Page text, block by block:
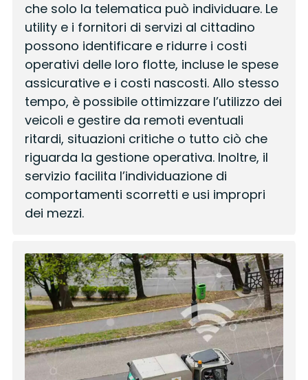
che solo la telematica può individuare. Le
utility e i fornitori di servizi al cittadino
possono identificare e ridurre i costi
operativi delle loro flotte, incluse le spese
assicurative e i costi nascosti. Allo stesso
tempo, è possibile ottimizzare l’utilizzo dei
veicoli e gestire da remoti eventuali
ritardi, situazioni critiche o tutto ciò che
riguarda la gestione operativa. Inoltre, il
servizio facilita l’individuazione di
comportamenti scorretti e usi impropri
dei mezzi.